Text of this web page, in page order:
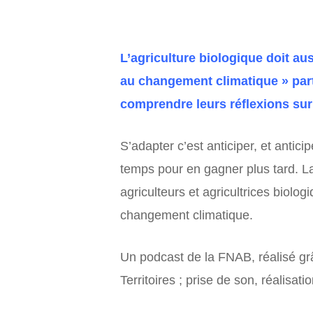
L’agriculture biologique doit
au changement climatique »
comprendre leurs réflexions
S’adapter c’est anticiper, et
temps pour en gagner plus tard.
agriculteurs et agricultrices
changement climatique.
Un podcast de la FNAB, réalisé
Territoires ; prise de son,